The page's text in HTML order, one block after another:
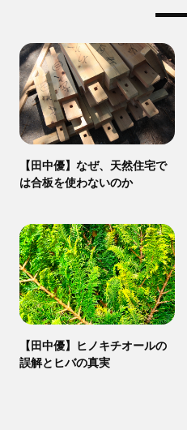
【田中優】なぜ、天然住宅で
は合板を使わないのか
【田中優】ヒノキチオールの
誤解とヒバの真実